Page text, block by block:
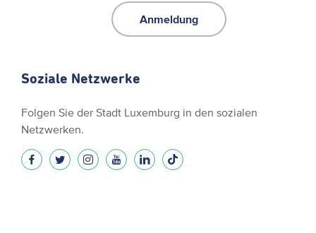
Anmeldung
Soziale Netzwerke
Folgen Sie der Stadt Luxemburg in den sozialen
Netzwerken.